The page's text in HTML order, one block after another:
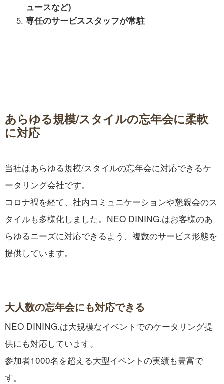
ュースなど)
専任のサービススタッフが常駐
あらゆる規模/スタイルの忘年会に柔軟
に対応
当社はあらゆる規模/スタイルの忘年会に対応できるケ
ータリング会社です。
コロナ禍を経て、社内コミュニケーションや懇親会のス
タイルも多様化しました。NEO DINING.はお客様のあ
らゆるニーズに対応できるよう、複数のサービス形態を
提供しています。
大人数の忘年会にも対応できる
NEO DINING.は大規模なイベントでのケータリング提
供にも対応しています。
参加者1000名を超える大型イベントの実績も豊富で
す。